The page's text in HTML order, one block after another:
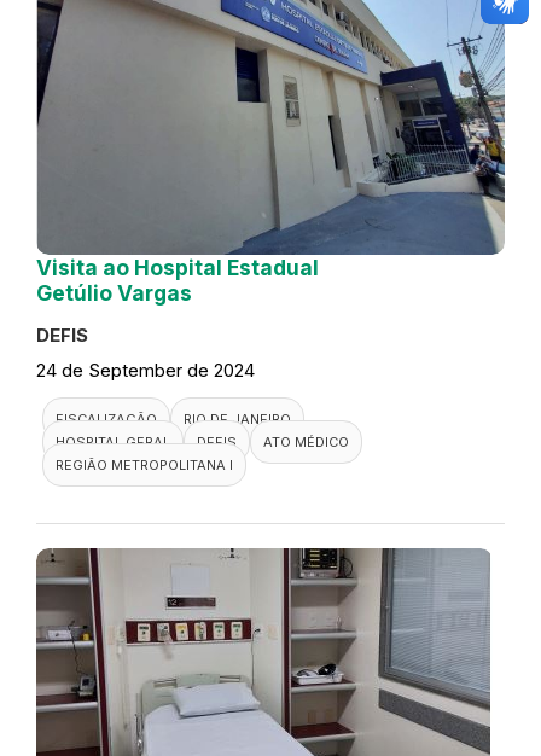
Visita ao Hospital Estadual
Getúlio Vargas
DEFIS
24 de September de 2024
FISCALIZAÇÃO
RIO DE JANEIRO
HOSPITAL GERAL
DEFIS
ATO MÉDICO
REGIÃO METROPOLITANA I